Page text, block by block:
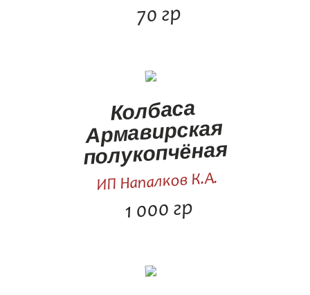
70 гр
Колбаса
Армавирская
полукопчёная
ИП Напалков К.А.
1 000 гр